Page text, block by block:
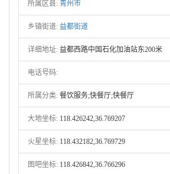
所属区县: 青州市
乡镇街道: 益都街道
详细地址: 益都西路中国石化加油站东200米
电话号码:
所属分类: 餐饮服务;快餐厅;快餐厅
大地坐标: 118.426242,36.769207
火星坐标: 118.432182,36.769729
图吧坐标: 118.426842,36.766296